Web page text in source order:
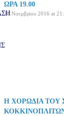
ΩΡΑ 19.00
14 Νοεμβρίου 2016 at
Η ΧΟΡΩΔΙΑ ΤΟΥ